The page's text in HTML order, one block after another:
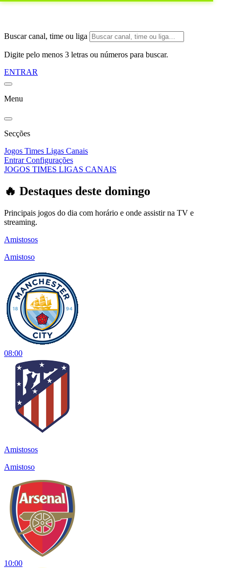
Buscar canal, time ou liga
Digite pelo menos 3 letras ou números para buscar.
ENTRAR
Menu
Secções
Jogos Times Ligas Canais
EntrarConfigurações
JOGOS TIMES LIGAS CANAIS
🔥 Destaques deste domingo
Principais jogos do dia com horário e onde assistir na TV e
streaming.
Amistosos
Amistoso
08:00
Amistosos
Amistoso
10:00